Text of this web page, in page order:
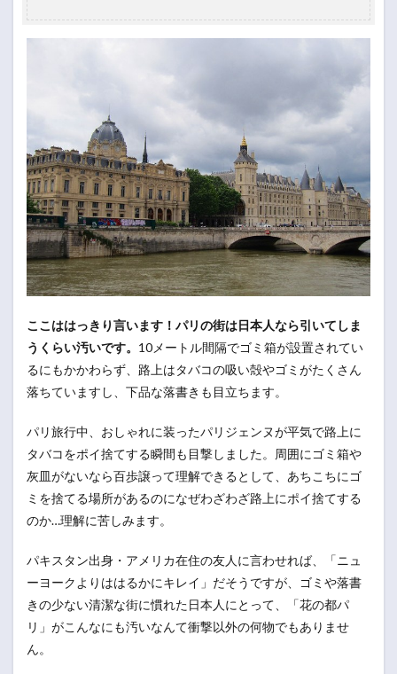
ここははっきり言います！ パリの街は日本人なら引いてしま
うくらい汚いです。 10メートル間隔でゴミ箱が設置されてい
るにもかかわらず、路上はタバコの吸い殻やゴミがたくさん
落ちていますし、下品な落書きも目立ちます。
パリ旅行中、おしゃれに装ったパリジェンヌが平気で路上に
タバコをポイ捨てする瞬間も目撃しました。周囲にゴミ箱や
灰皿がないなら百歩譲って理解できるとして、あちこちにゴ
ミを捨てる場所があるのになぜわざわざ路上にポイ捨てする
のか…理解に苦しみます。
パキスタン出身・アメリカ在住の友人に言わせれば、「ニュ
ーヨークよりははるかにキレイ」だそうですが、ゴミや落書
きの少ない清潔な街に慣れた日本人にとって、「花の都パ
リ」がこんなにも汚いなんて衝撃以外の何物でもありませ
ん。